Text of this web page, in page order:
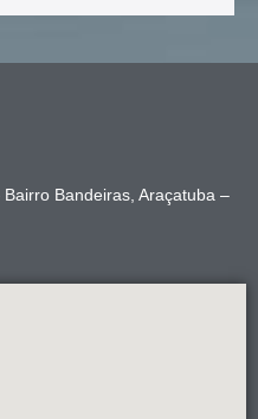
Bandeiras, Araçatuba –